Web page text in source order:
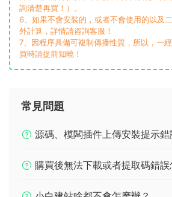
詢清楚再買！）。
6、如果不會安裝的，或者不會使用的以及
外計算，詳情請咨詢客服！
7、因程序具備可複制傳播性質，所以，一
買時請提前知曉！
常見問題
源碼、模闆插件上傳安裝提示錯
購買後無法下載或者提取碼錯誤